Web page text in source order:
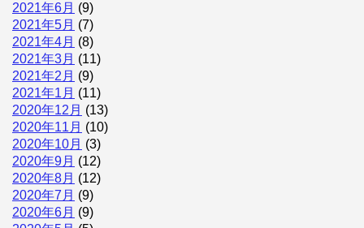
2021年6月 (9)
2021年5月 (7)
2021年4月 (8)
2021年3月 (11)
2021年2月 (9)
2021年1月 (11)
2020年12月 (13)
2020年11月 (10)
2020年10月 (3)
2020年9月 (12)
2020年8月 (12)
2020年7月 (9)
2020年6月 (9)